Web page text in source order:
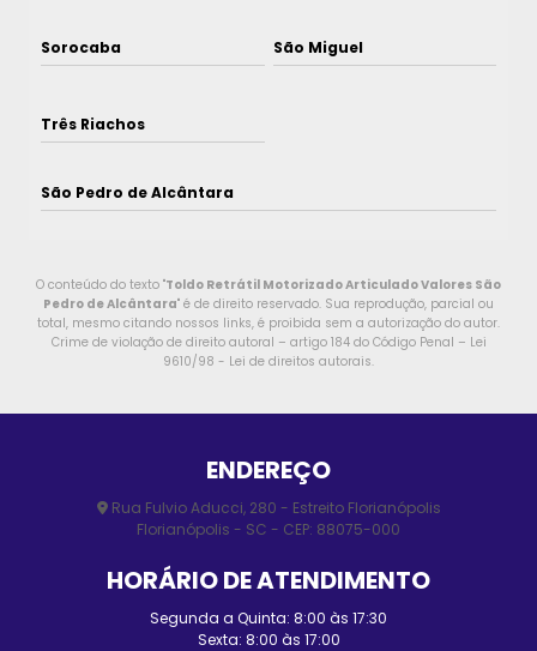
Sorocaba São Miguel
Três Riachos
São Pedro de Alcântara
O conteúdo do texto "Toldo Retrátil Motorizado Articulado Valores São
Pedro de Alcântara" é de direito reservado. Sua reprodução, parcial ou
total, mesmo citando nossos links, é proibida sem a autorização do autor.
Crime de violação de direito autoral – artigo 184 do Código Penal – Lei
9610/98 - Lei de direitos autorais.
ENDEREÇO
Rua Fulvio Aducci, 280 - Estreito Florianópolis
Florianópolis - SC - CEP: 88075-000
HORÁRIO DE ATENDIMENTO
Segunda a Quinta: 8:00 às 17:30
Sexta: 8:00 às 17:00